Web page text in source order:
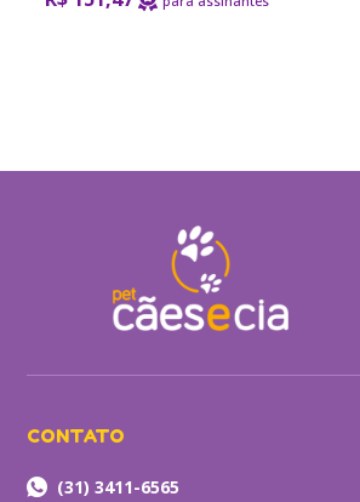
CONTATO
(31) 3411-6565